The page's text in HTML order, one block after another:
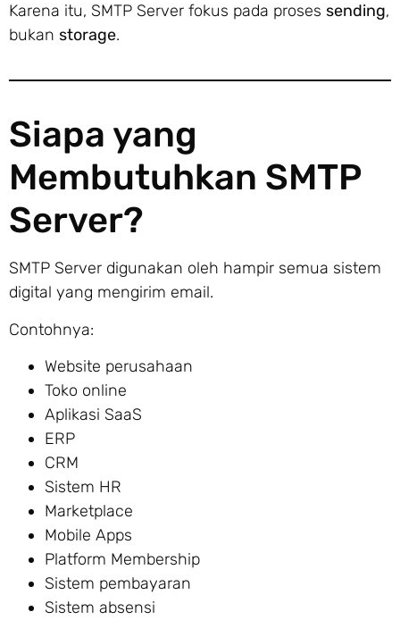
Karena itu, SMTP Server fokus pada proses sending,
bukan storage.
Siapa yang
Membutuhkan SMTP
Server?
SMTP Server digunakan oleh hampir semua sistem
digital yang mengirim email.
Contohnya:
Website perusahaan
Toko online
Aplikasi SaaS
ERP
CRM
Sistem HR
Marketplace
Mobile Apps
Platform Membership
Sistem pembayaran
Sistem absensi